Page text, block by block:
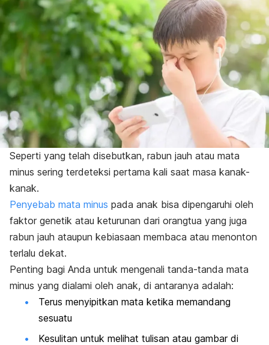
Seperti yang telah disebutkan, rabun jauh atau mata
minus sering terdeteksi pertama kali saat masa kanak-
kanak.
Penyebab mata minus pada anak bisa dipengaruhi oleh
faktor genetik atau keturunan dari orangtua yang juga
rabun jauh ataupun kebiasaan membaca atau menonton
terlalu dekat.
Penting bagi Anda untuk mengenali tanda-tanda mata
minus yang dialami oleh anak, di antaranya adalah:
Terus menyipitkan mata ketika memandang
sesuatu
Kesulitan untuk melihat tulisan atau gambar di